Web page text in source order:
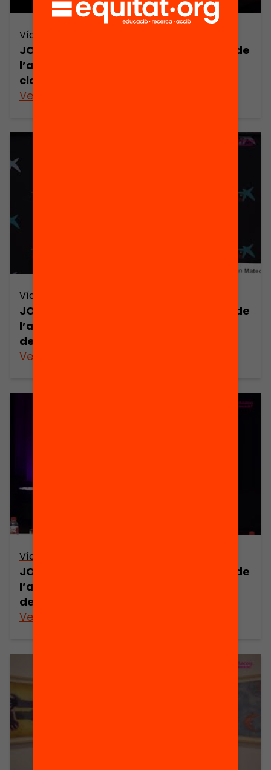
Vídeo
JORNADA: El com, el què i el per a què de
l’avaluació de l’alumnat – obertura i
cloenda (retransmissió en directe)
Veure’n més
Vídeo
JORNADA: El com, el què i el per a què de
l’avaluació de l’alumnat – Taula de
debat 2 (retransmissió en directe)
Veure’n més
Vídeo
JORNADA: El com, el què i el per a què de
l’avaluació de l’alumnat – Taula de
debat 1 (retransmissió en directe)
Veure’n més